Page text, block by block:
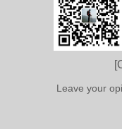
Leave your